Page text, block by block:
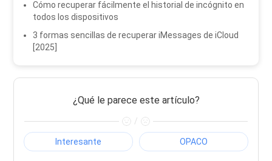
Cómo recuperar fácilmente el historial de incógnito en
todos los dispositivos
3 formas sencillas de recuperar iMessages de iCloud
[2025]
¿Qué le parece este artículo?
/
Interesante OPACO